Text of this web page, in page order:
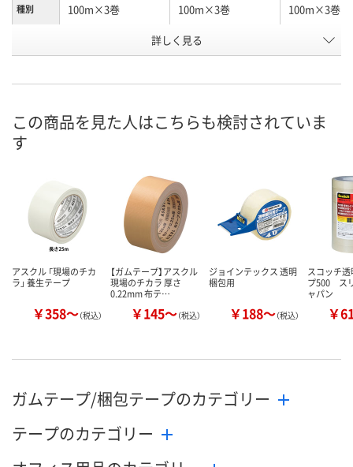
種別 100m×3巻 100m×3巻 100m×3巻
カッターなし カッターなし
8267956 8206290 8271430
在庫 あり あり あり
お届け日
数量
カゴへ
数量
カゴへ カ
詳しく見る
この商品を見た人はこちらも検討されていま
す
アスクル 「現場のチカ
ラ」 養生テープ
￥358～（税込）
【ガムテープ】アスクル
現場のチカラ 厚さ
0.22mm 布テ…
￥145～（税込）
ジョインテックス 透明
梱包用
￥188～（税込）
スコッチ
プ500 ス
ャパン
￥
ガムテープ/梱包テープのカテゴリー
テープのカテゴリー